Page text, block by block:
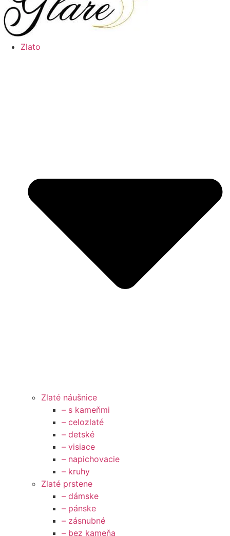
Zlato
Zlaté náušnice
– s kameňmi
– celozlaté
– detské
– visiace
– napichovacie
– kruhy
Zlaté prstene
– dámske
– pánske
– zásnubné
– bez kameňa